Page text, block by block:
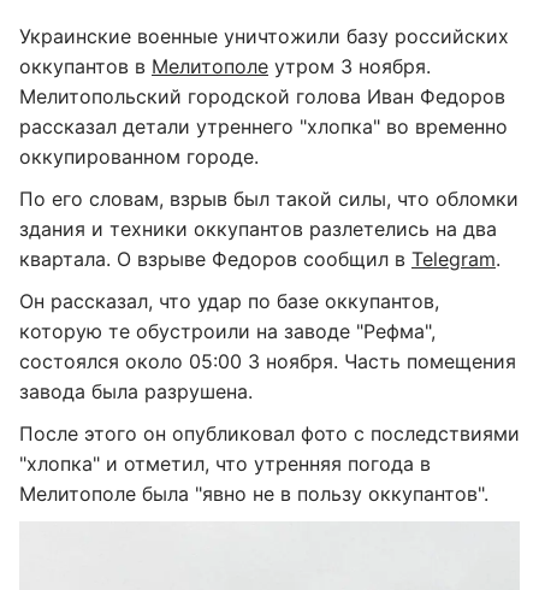
Украинские военные уничтожили базу российских
оккупантов в Мелитополе утром 3 ноября.
Мелитопольский городской голова Иван Федоров
рассказал детали утреннего "хлопка" во временно
оккупированном городе.
По его словам, взрыв был такой силы, что обломки
здания и техники оккупантов разлетелись на два
квартала. О взрыве Федоров сообщил в Telegram.
Он рассказал, что удар по базе оккупантов,
которую те обустроили на заводе "Рефма",
состоялся около 05:00 3 ноября. Часть помещения
завода была разрушена.
После этого он опубликовал фото с последствиями
"хлопка" и отметил, что утренняя погода в
Мелитополе была "явно не в пользу оккупантов".